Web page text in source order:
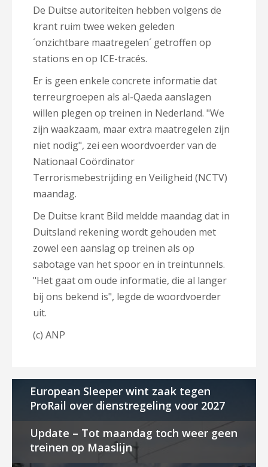
De Duitse autoriteiten hebben volgens de
krant ruim twee weken geleden
´onzichtbare maatregelen´ getroffen op
stations en op ICE-tracés.
Er is geen enkele concrete informatie dat
terreurgroepen als al-Qaeda aanslagen
willen plegen op treinen in Nederland. "We
zijn waakzaam, maar extra maatregelen zijn
niet nodig", zei een woordvoerder van de
Nationaal Coördinator
Terrorismebestrijding en Veiligheid (NCTV)
maandag.
De Duitse krant Bild meldde maandag dat in
Duitsland rekening wordt gehouden met
zowel een aanslag op treinen als op
sabotage van het spoor en in treintunnels.
"Het gaat om oude informatie, die al langer
bij ons bekend is", legde de woordvoerder
uit.
(c) ANP
European Sleeper wint zaak tegen
ProRail over dienstregeling voor 2027
Update – Tot maandag toch weer geen
treinen op Maaslijn